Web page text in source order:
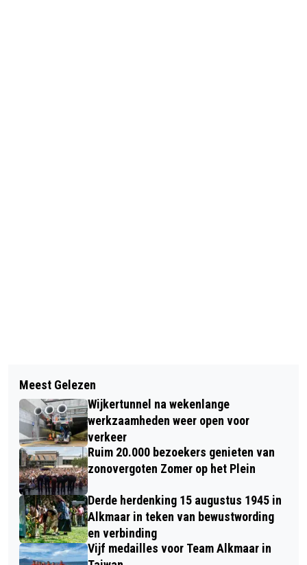
SPORTIEVE VOORJAARSVAKANTIE-
ACTIVITEITEN VOOR DE JEUGD
VOLOP ACTIVITEITEN IN
VOORJAARSVAKANTIE BIJ ZWEMBAD
HOORNSE VAART
Meest Gelezen
Wijkertunnel na wekenlange
werkzaamheden weer open voor
verkeer
Ruim 20.000 bezoekers genieten van
zonovergoten Zomer op het Plein
Derde herdenking 15 augustus 1945 in
Alkmaar in teken van bewustwording
en verbinding
Vijf medailles voor Team Alkmaar in